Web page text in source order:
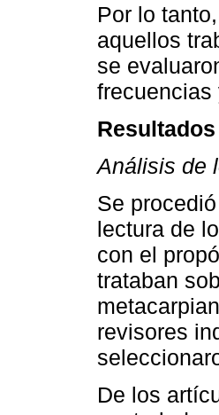
Por lo
aquellos
se
frecuencias
Resultados
Análisis de
Se
lectura de
con el
trataban
revisores
De los